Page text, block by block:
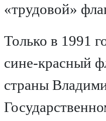
«трудовой»
Только в 1991
сине-красный
страны